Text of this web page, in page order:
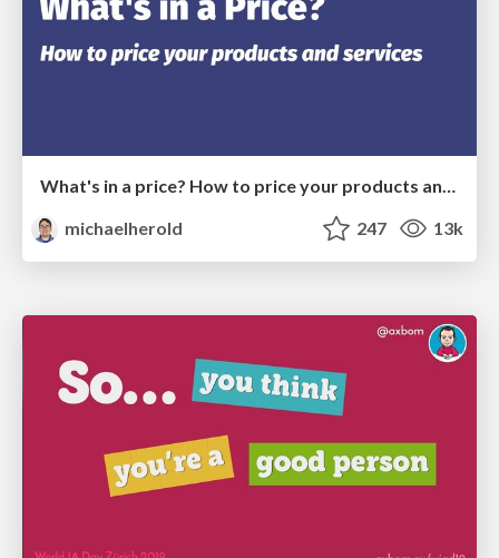
What's in a price? How to price your products and services
michaelherold
247 13k